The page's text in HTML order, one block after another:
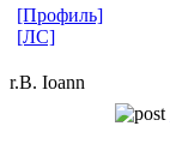
[Профиль]
[ЛС]
r.B. Ioann